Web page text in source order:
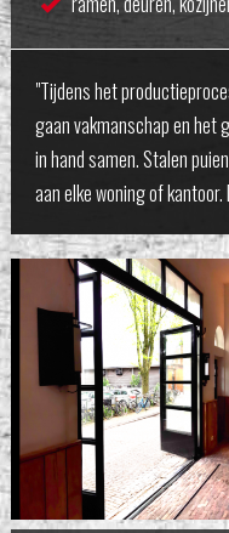
"Tijdens het
gaan vakmanschap en het
in hand samen. Stalen
aan elke woning of kantoor.